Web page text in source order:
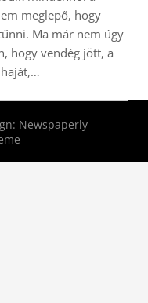
meglepő, hogy
Ma már nem úgy
hogy vendég jött, a
Newspaperly